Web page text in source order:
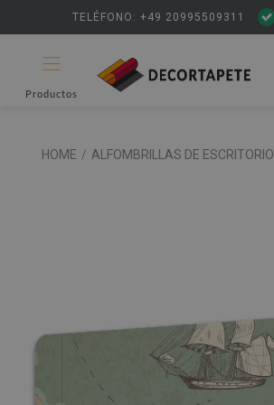
TELÉFONO: +49 20995509311
Productos
HOME / ALFOMBRILLAS DE ESCRITORIO